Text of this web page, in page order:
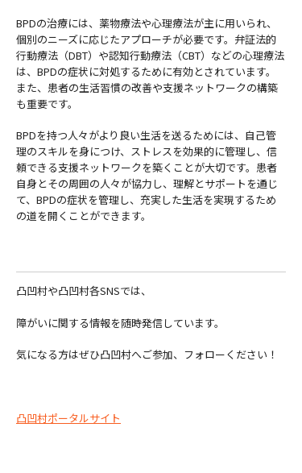
BPDの治療には、薬物療法や心理療法が主に用いられ、
個別のニーズに応じたアプローチが必要です。弁証法的
行動療法（DBT）や認知行動療法（CBT）などの心理療法
は、BPDの症状に対処するために有効とされています。
また、患者の生活習慣の改善や支援ネットワークの構築
も重要です。
BPDを持つ人々がより良い生活を送るためには、自己管
理のスキルを身につけ、ストレスを効果的に管理し、信
頼できる支援ネットワークを築くことが大切です。患者
自身とその周囲の人々が協力し、理解とサポートを通じ
て、BPDの症状を管理し、充実した生活を実現するため
の道を開くことができます。
凸凹村や凸凹村各SNSでは、
障がいに関する情報を随時発信しています。
気になる方はぜひ凸凹村へご参加、フォローください！
凸凹村ポータルサイト